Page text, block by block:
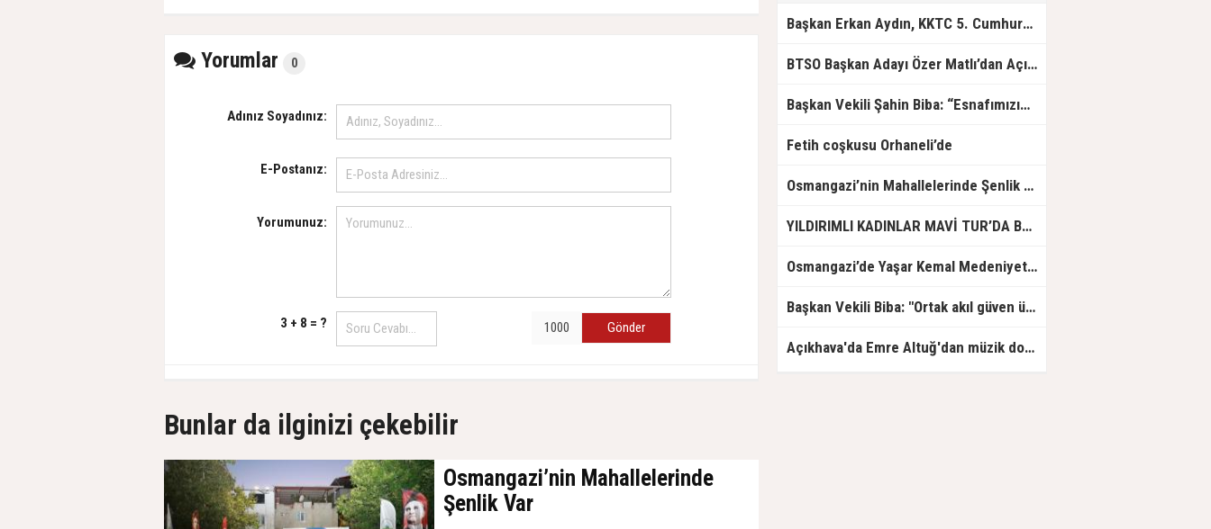
Yorumlar 0
Adınız Soyadınız:
E-Postanız:
Yorumunuz:
3 + 8 = ? Gönder
Bunlar da ilginizi çekebilir
Osmangazi’nin Mahallelerinde
Şenlik Var
Başkan Erkan Aydın, KKTC 5. Cumhurbaşkanı Ersin Tatar'ı Ağırladı
BTSO Başkan Adayı Özer Matlı’dan Açıklama: 60 Bin Üyemizin Gücünü, Üyemizle Birlikte Büyüteceğiz.
Başkan Vekili Şahin Biba: “Esnafımızın her zaman yanında olacağız”
Fetih coşkusu Orhaneli’de
Osmangazi’nin Mahallelerinde Şenlik Var
YILDIRIMLI KADINLAR MAVİ TUR’DA BULUŞUYOR
Osmangazi’de Yaşar Kemal Medeniyetler Kütüphanesi Hizmete Açıldı
Başkan Vekili Biba: "Ortak akıl güven üretir"
Açıkhava'da Emre Altuğ'dan müzik dolu gece